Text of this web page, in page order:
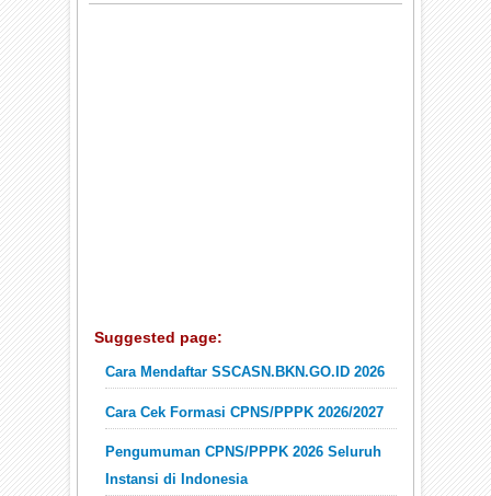
Suggested page:
Cara Mendaftar SSCASN.BKN.GO.ID 2026
Cara Cek Formasi CPNS/PPPK 2026/2027
Pengumuman CPNS/PPPK 2026 Seluruh
Instansi di Indonesia